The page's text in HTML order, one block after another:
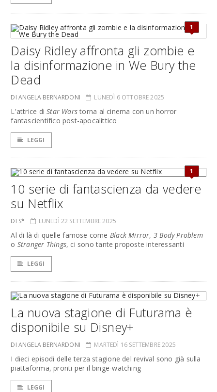
1
Daisy Ridley affronta gli zombie e
la disinformazione in We Bury the
Dead
DI ANGELA BERNARDONI LUNEDÌ 6 OTTOBRE 2025
L'attrice diStar Warstorna al cinema con un horror
fantascientifico post-apocalittico
LEGGI
1
10 serie di fantascienza da vedere
su Netflix
DI S* LUNEDÌ 22 SETTEMBRE 2025
Al di là di quelle famose come Black Mirror, 3 Body Problem
o Stranger Things, ci sono tante proposte interessanti
LEGGI
La nuova stagione di Futurama è
disponibile su Disney+
DI ANGELA BERNARDONI MARTEDÌ 16 SETTEMBRE 2025
I dieci episodi delle terza stagione del revival sono già sulla
piattaforma, pronti per il binge-watching
LEGGI